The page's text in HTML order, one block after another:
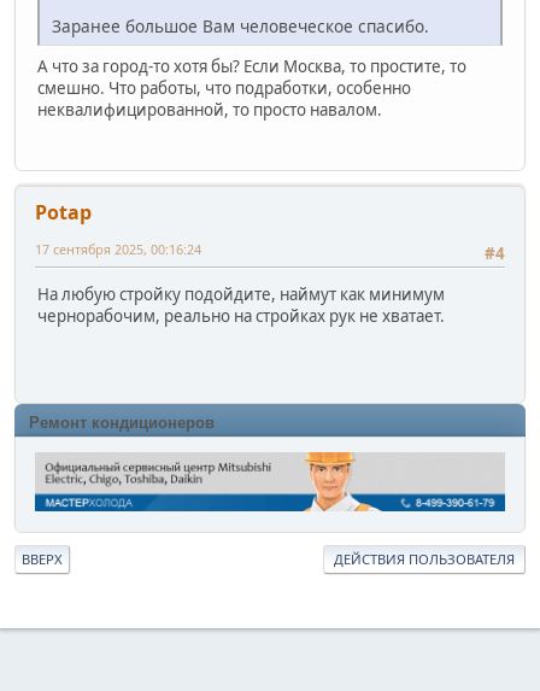
Заранее большое Вам человеческое спасибо.
А что за город-то хотя бы? Если Москва, то простите, то
смешно. Что работы, что подработки, особенно
неквалифицированной, то просто навалом.
Potap
#4
17 сентября 2025, 00:16:24
На любую стройку подойдите, наймут как минимум
чернорабочим, реально на стройках рук не хватает.
Ремонт кондиционеров
ВВЕРХ ДЕЙСТВИЯ ПОЛЬЗОВАТЕЛЯ